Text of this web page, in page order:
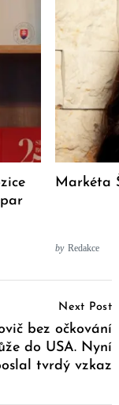
Markéta
by Redakce
Next Post
bez očkování
do USA. Nyní
tvrdý vzkaz